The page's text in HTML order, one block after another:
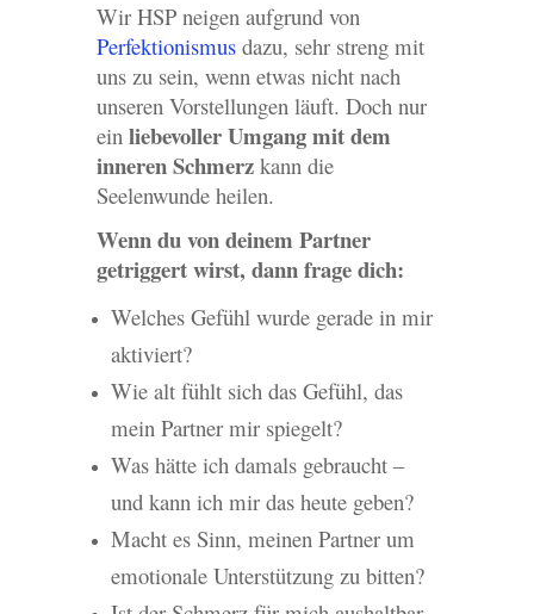
Wir HSP neigen aufgrund von
Perfektionismusdazu, sehr streng mit
uns zu sein, wenn etwas nicht nach
unseren Vorstellungen läuft. Doch nur
ein liebevoller Umgang mit dem
inneren Schmerzkann die
Seelenwunde heilen.
Wenn du von deinem Partner
getriggert wirst, dann frage dich:
Welches Gefühl wurde gerade in mir
aktiviert?
Wie alt fühlt sich das Gefühl, das
mein Partner mir spiegelt?
Was hätte ich damals gebraucht –
und kann ich mir das heute geben?
Macht es Sinn, meinen Partner um
emotionale Unterstützung zu bitten?